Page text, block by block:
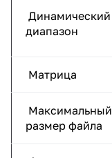
Динамический
диапазон
Матрица
Максимальный
размер файла